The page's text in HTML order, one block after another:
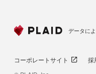
データに
コーポレートサイト 採